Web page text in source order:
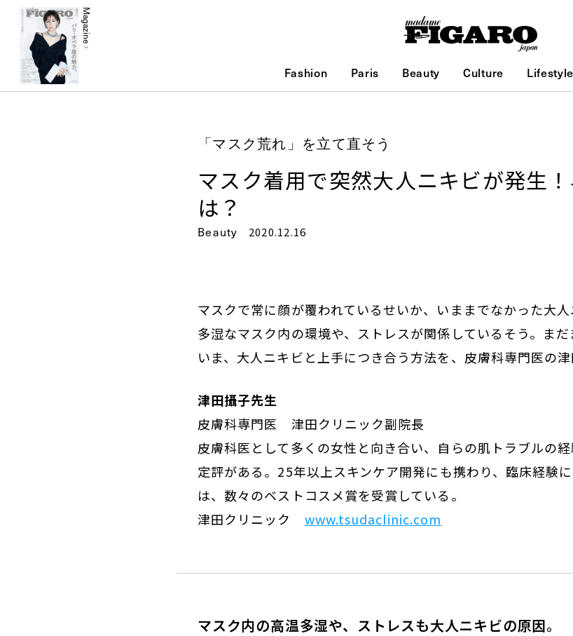
Magazine
Fashion Paris Beauty Culture Lifestyle
「マスク荒れ」を立て直そう
マスク着用で突然大人ニキビが発生
は？
Beauty 2020.12.16
マスクで常に顔が覆われているせいか、いままでなかった大
多湿なマスク内の環境や、ストレスが関係しているそう。ま
いま、大人ニキビと上手につき合う方法を、皮膚科専門医の津
津田攝子先生
皮膚科専門医 津田クリニック副院長
皮膚科医として多くの女性と向き合い、自らの肌トラブルの
定評がある。25年以上スキンケア開発にも携わり、臨床経験
は、数々のベストコスメ賞を受賞している。
津田クリニック www.tsudaclinic.com
マスク内の高温多湿や、ストレスも大人ニキビの原因。